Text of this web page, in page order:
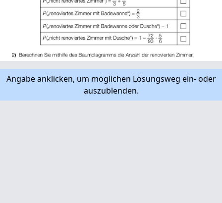
Angabe anklicken, um möglichen Lösungsweg ein- oder
auszublenden.